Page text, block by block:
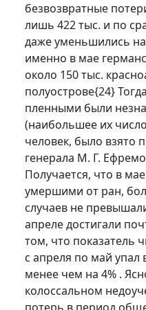
безвозвратные
лишь 422 тыс. и по
даже уменьшились
именно в мае
около 150 тыс.
полуострове{24}
пленными были
(наибольшее их
человек, было взято
генерала М. Г.
Получается, что в
умершими от ран,
случаев не
апреле достигали
том, что показатель
с апреля по май упал
менее чем на 4% .
колоссальном